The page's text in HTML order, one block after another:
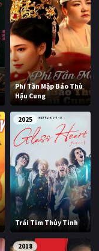
Phi Tần Mập Báo Thù
Hậu Cung
2025
Trái Tim Thủy Tinh
2018